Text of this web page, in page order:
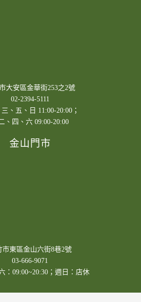
大安區金華街253之2號
02-2394-5111
、五、日 11:00-20:00；
、四、六 09:00-20:00
金山門市
市東區金山六街8巷2號
03-666-9071
：09:00~20:30；週日：店休